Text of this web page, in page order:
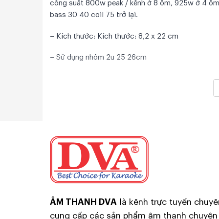
công suất 800w peak / kênh ở 8 ôm, 925w ở 4
bass 30 40 coil 75 trở lại.
– Kích thước: Kích thước: 8,2 x 22 cm
– Sử dụng nhôm 2u 25 26cm
– Sử dụng kết hợp với bo nguồn 8 tụ ĐA NĂNG
Lưu ý: + giá trên là 1 cặp, 2 mạch, chưa bao
MẠCH NGUỒN 8 TỤ ĐA NĂNG
– Có thể sử dụng 1 Biến áp hoặc 2 biến áp.
– Mạch nguồn 8 tụ sử dụng điện áp đa dụng từ
– Có đầy đủ nguồn +/- 15V, +/- 30V ĐẾN 180V,
– Mạch nguồn 8 tụ Có tích hợp mạch khởi động
– Phù hợp cho mạch công suất từ 8 sò đến 64
ÂM THANH DVA là kênh trực tuyến
cung cấp các sản phẩm âm thanh chuyên